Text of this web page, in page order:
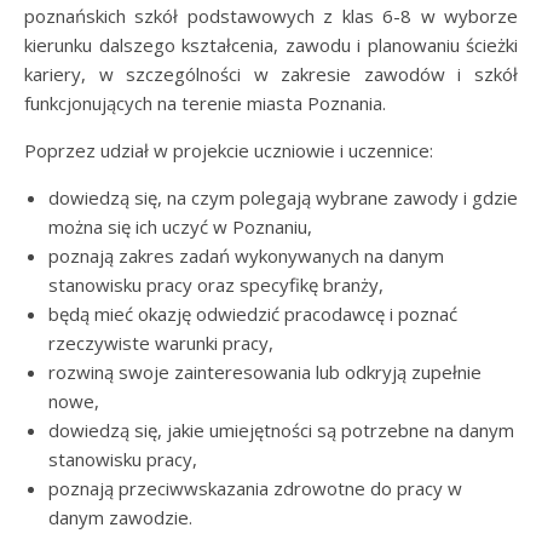
poznańskich szkół podstawowych z klas 6-8 w wyborze
kierunku dalszego kształcenia, zawodu i planowaniu ścieżki
kariery, w szczególności w zakresie zawodów i szkół
funkcjonujących na terenie miasta Poznania.
Poprzez udział w projekcie uczniowie i uczennice:
dowiedzą się, na czym polegają wybrane zawody i gdzie
można się ich uczyć w Poznaniu,
poznają zakres zadań wykonywanych na danym
stanowisku pracy oraz specyfikę branży,
będą mieć okazję odwiedzić pracodawcę i poznać
rzeczywiste warunki pracy,
rozwiną swoje zainteresowania lub odkryją zupełnie
nowe,
dowiedzą się, jakie umiejętności są potrzebne na danym
stanowisku pracy,
poznają przeciwwskazania zdrowotne do pracy w
danym zawodzie.